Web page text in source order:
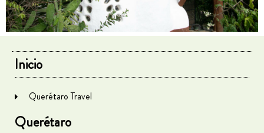
Inicio
Querétaro Travel
Querétaro